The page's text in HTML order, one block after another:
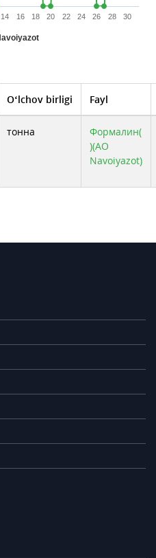
14 16 18 20 22 24 26 28 30
O‘lchov birligi Fayl
тонна
Формалин(
)(АО
Navoiyazot)